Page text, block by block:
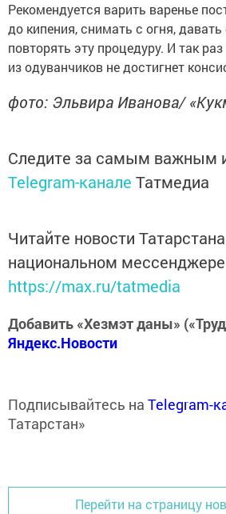
Рекомендуется варить варенье
до кипения, снимать с огня,
повторять эту процедуру. И так
из одуванчиков не достигнет
фото: Эльвира Иванова/
Следите за самым важным
Telegram-канале Татмедиа
Читайте новости
национальном
https://max.ru/tatmedia
Добавить «Хезмэт даны»
Яндекс.Новости
Подписывайтесь на Telegram-
Татарстан»
Перейти на страницу